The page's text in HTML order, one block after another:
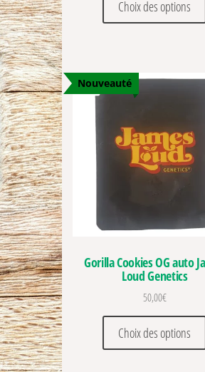
Choix des options
Nouveauté
Gorilla Cookies OG auto
Loud Genetics
50,00€
Choix des options